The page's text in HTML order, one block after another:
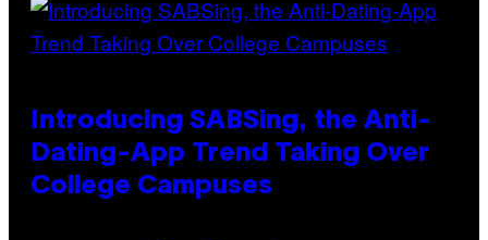
Introducing SABSing, the Anti-
Dating-App Trend Taking Over
College Campuses